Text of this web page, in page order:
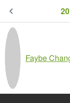
Faybe